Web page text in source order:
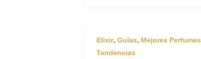
Elixir, Guías, Mejores Perfumes
Tendencias